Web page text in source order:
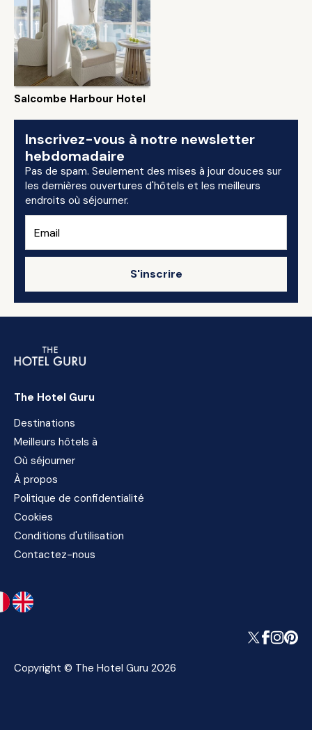
Salcombe Harbour Hotel
Inscrivez-vous à notre newsletter
hebdomadaire
Pas de spam. Seulement des mises à jour douces sur
les dernières ouvertures d'hôtels et les meilleurs
endroits où séjourner.
S'inscrire
The Hotel Guru
Destinations
Meilleurs hôtels à
Où séjourner
À propos
Politique de confidentialité
Cookies
Conditions d'utilisation
Contactez-nous
Copyright © The Hotel Guru 2026